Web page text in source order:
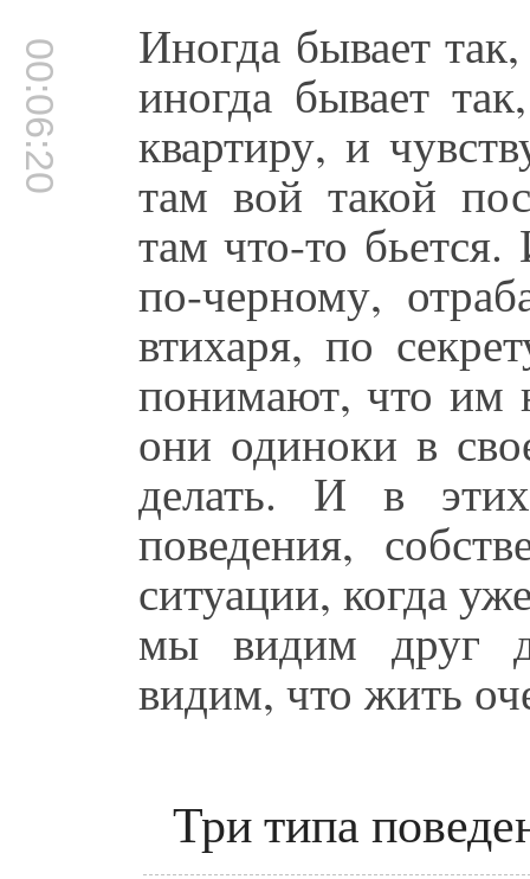
00:06:20 Иногда бывает
иногда бывает
квартиру, и
там вой такой
там что-то
по-черному,
втихаря, по
понимают, что им
они одиноки в
делать. И в
поведения,
ситуации, когда
мы видим друг
видим, что жить
Три типа